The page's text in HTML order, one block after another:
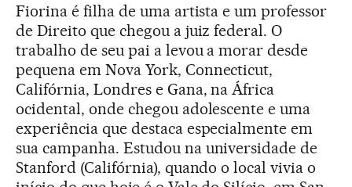
Fiorina é filha de uma artista e um professor
de Direito que chegou a juiz federal. O
trabalho de seu pai a levou a morar desde
pequena em Nova York, Connecticut,
Califórnia, Londres e Gana, na África
ocidental, onde chegou adolescente e uma
experiência que destaca especialmente em
sua campanha. Estudou na universidade de
Stanford (Califórnia), quando o local vivia o